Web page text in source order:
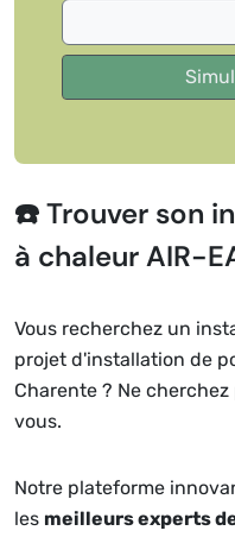
☎️ Trouver son
à chaleur AIR-
Vous recherchez un
projet d'installation de
Charente ? Ne
vous.
Notre plateforme
les meilleurs experts